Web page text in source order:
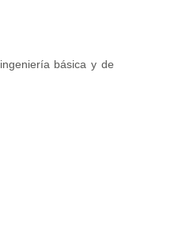
ingeniería básica y de